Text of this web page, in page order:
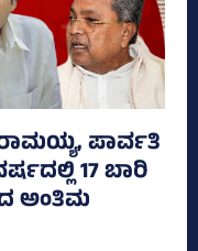
ಪಾರ್ವತಿ
17 ಬಾರಿ
ಅಂತಿಮ